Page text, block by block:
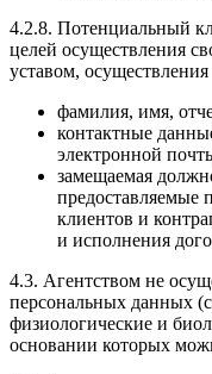
4.2.8. Потенциальный
целей осуществления
уставом,
фамилия, имя,
контактные
электронной
замещаемая
предоставляемые
клиентов и
и исполнения
4.3. Агентством не
персональных данных
физиологические и
основании которых